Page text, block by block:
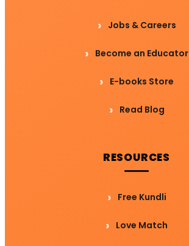
Jobs & Careers
Become an Educator
E-books Store
Read Blog
RESOURCES
Free Kundli
Love Match